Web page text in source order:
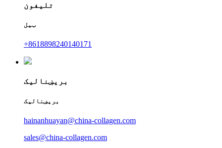
تلیفون
ټیل
+8618898240140171
بریښنالیک
بریښنالیک
hainanhuayan@china-collagen.com
sales@china-collagen.com